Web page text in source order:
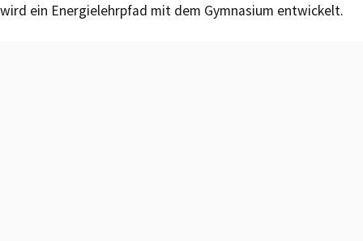
wird ein Energielehrpfad mit dem Gymnasium entwickelt.